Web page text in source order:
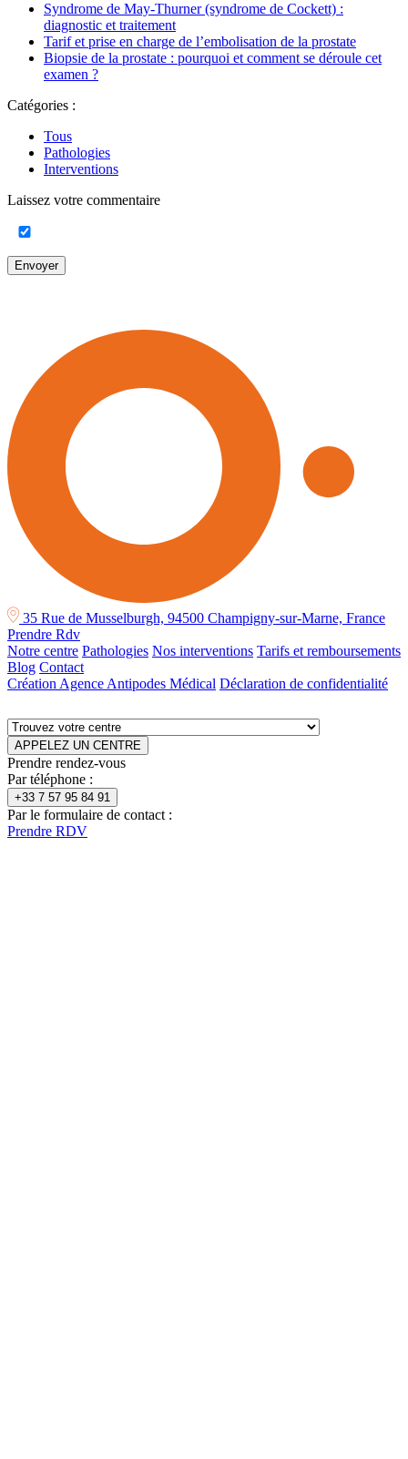
Syndrome de May-Thurner (syndrome de Cockett) :
diagnostic et traitement
Tarif et prise en charge de l’embolisation de la prostate
Biopsie de la prostate : pourquoi et comment se déroule cet
examen ?
Catégories :
Tous
Pathologies
Interventions
Laissez votre commentaire
Envoyer
35 Rue de Musselburgh, 94500 Champigny-sur-Marne, France
Prendre Rdv
Notre centre Pathologies Nos interventions Tarifs et remboursements
Blog Contact
Création Agence Antipodes Médical Déclaration de confidentialité
APPELEZ UN CENTRE
Prendre rendez-vous
Par téléphone :
+33 7 57 95 84 91
Par le formulaire de contact :
Prendre RDV